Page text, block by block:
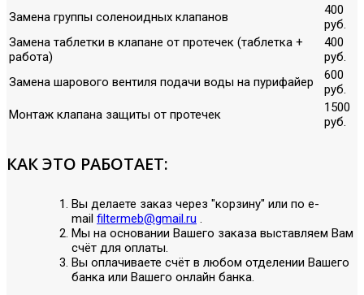
Замена группы соленоидных клапанов
400
руб.
Замена таблетки в клапане от протечек (таблетка +
работа)
400
руб.
Замена шарового вентиля подачи воды на пурифайер
600
руб.
Монтаж клапана защиты от протечек
1500
руб.
КАК ЭТО РАБОТАЕТ:
Вы делаете заказ через "корзину" или по е-
mail filtermeb@gmail.ru .
Мы на основании Вашего заказа выставляем Вам
счёт для оплаты.
Вы оплачиваете счёт в любом отделении Вашего
банка или Вашего онлайн банка.